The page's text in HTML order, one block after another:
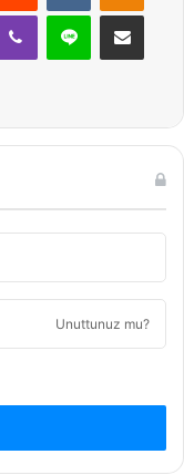
Viber Line E-Posta ile
Unuttunuz mu?